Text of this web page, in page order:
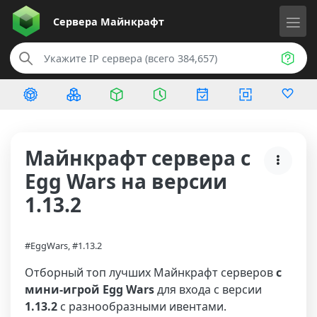
Сервера Майнкрафт
Майнкрафт сервера с
Egg Wars на версии
1.13.2
#EggWars, #1.13.2
Отборный топ лучших Майнкрафт серверовс
мини-игрой Egg Warsдля входа с версии
1.13.2 с разнообразными ивентами.